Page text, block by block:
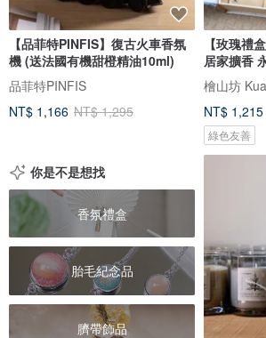
【品菲特PINFIS】復古火車香氛
機 (送法國有機甜橙精油10ml)
品菲特PINFIS
NT$ 1,166 NT$ 1,295
【玫瑰禮
居家擴香
NT$ 1,215
綠色友善
你是不是想找
香氛禮盒
胎毛紀念品
臍帶飾品